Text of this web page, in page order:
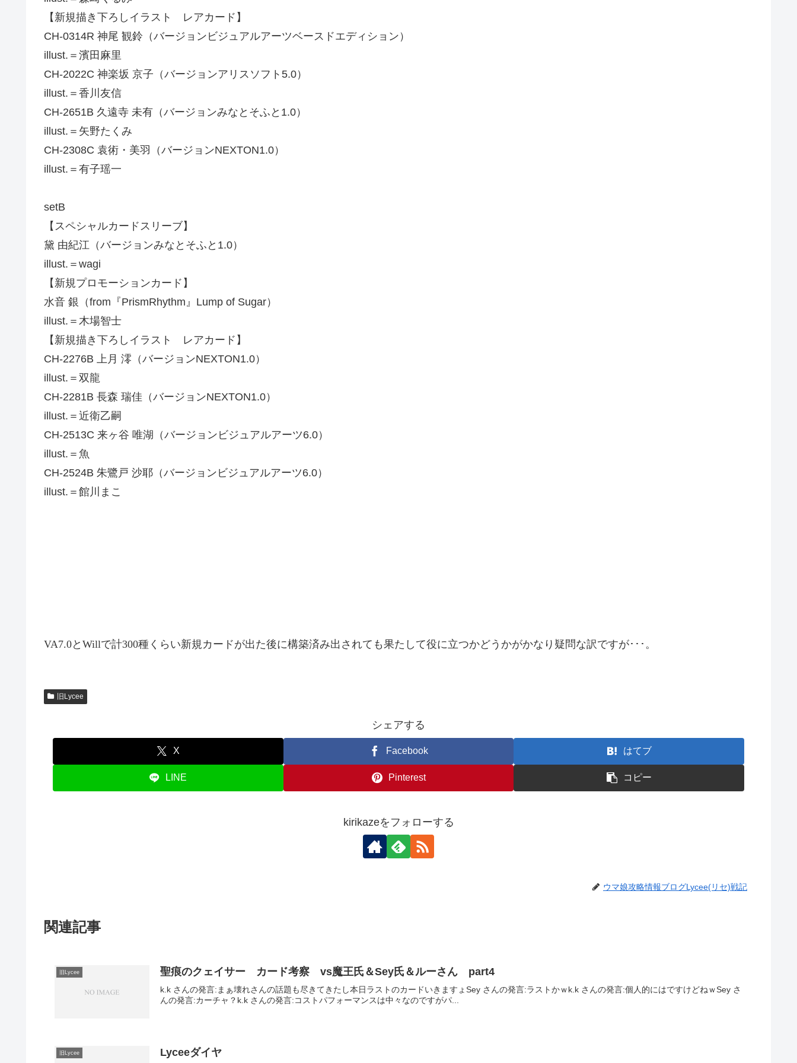
【新規描き下ろしイラスト レアカード】
CH-0314R 神尾 観鈴（バージョンビジュアルアーツベースドエディション）
illust.＝濱田麻里
CH-2022C 神楽坂 京子（バージョンアリスソフト5.0）
illust.＝香川友信
CH-2651B 久遠寺 未有（バージョンみなとそふと1.0）
illust.＝矢野たくみ
CH-2308C 袁術・美羽（バージョンNEXTON1.0）
illust.＝有子瑶一
setB
【スペシャルカードスリーブ】
黛 由紀江（バージョンみなとそふと1.0）
illust.＝wagi
【新規プロモーションカード】
水音 銀（from『PrismRhythm』Lump of Sugar）
illust.＝木場智士
【新規描き下ろしイラスト レアカード】
CH-2276B 上月 澪（バージョンNEXTON1.0）
illust.＝双龍
CH-2281B 長森 瑞佳（バージョンNEXTON1.0）
illust.＝近衛乙嗣
CH-2513C 来ヶ谷 唯湖（バージョンビジュアルアーツ6.0）
illust.＝魚
CH-2524B 朱鷺戸 沙耶（バージョンビジュアルアーツ6.0）
illust.＝館川まこ
VA7.0とWillで計300種くらい新規カードが出た後に構築済み出されても果たして役に立つかどうかがかなり疑問な訳ですが･･･。
旧Lycee
シェアする
X Facebook はてブ
LINE Pinterest コピー
kirikazeをフォローする
ウマ娘攻略情報ブログLycee(リセ)戦記
関連記事
旧Lycee 聖痕のクェイサー カード考察 vs魔王氏＆Sey氏＆ルーさん part4
k.k さんの発言:まぁ壊れさんの話題も尽きてきたし本日ラストのカードいきますょSey さんの発言:ラストかｗk.k さんの発言:個人的にはですけどねｗSey さ
んの発言:カーチャ？k.k さんの発言:コストパフォーマンスは中々なのですがパ...
旧Lycee Lyceeダイヤ